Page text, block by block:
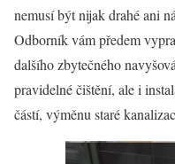
nemusí být nijak drahé ani
Odborník vám předem
dalšího zbytečného
pravidelné čištění, ale i
částí, výměnu staré